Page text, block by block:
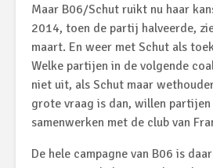
Maar B06/Schut ruikt nu haar
2014, toen de partij halveerde,
maart. En weer met Schut als
Welke partijen in de volgende
niet uit, als Schut maar
grote vraag is dan, willen
samenwerken met de club van
De hele campagne van B06 is